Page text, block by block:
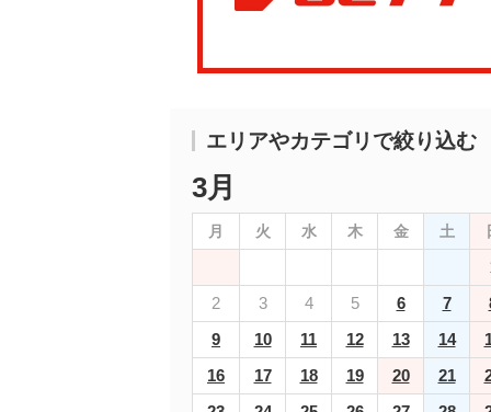
エリアやカテゴリで絞り込む
3月
月 火 水 木 金 土
2
3 4 5 6 7
9
10 11 12 13 14
16
17 18 19 20 21